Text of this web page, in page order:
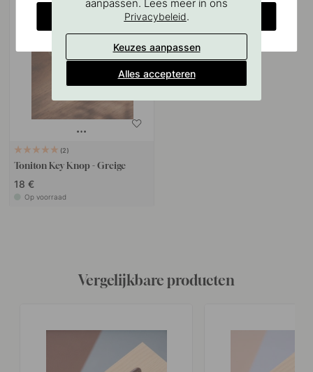
2
Toniton Key Knop - Greige
18 €
Op voorraad
Vergelijkbare producten
aanpassen. Lees meer in ons
Privacybeleid.
Keuzes aanpassen
Alles accepteren
CHANGE COUNTRY